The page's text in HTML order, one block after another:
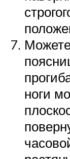
ноги